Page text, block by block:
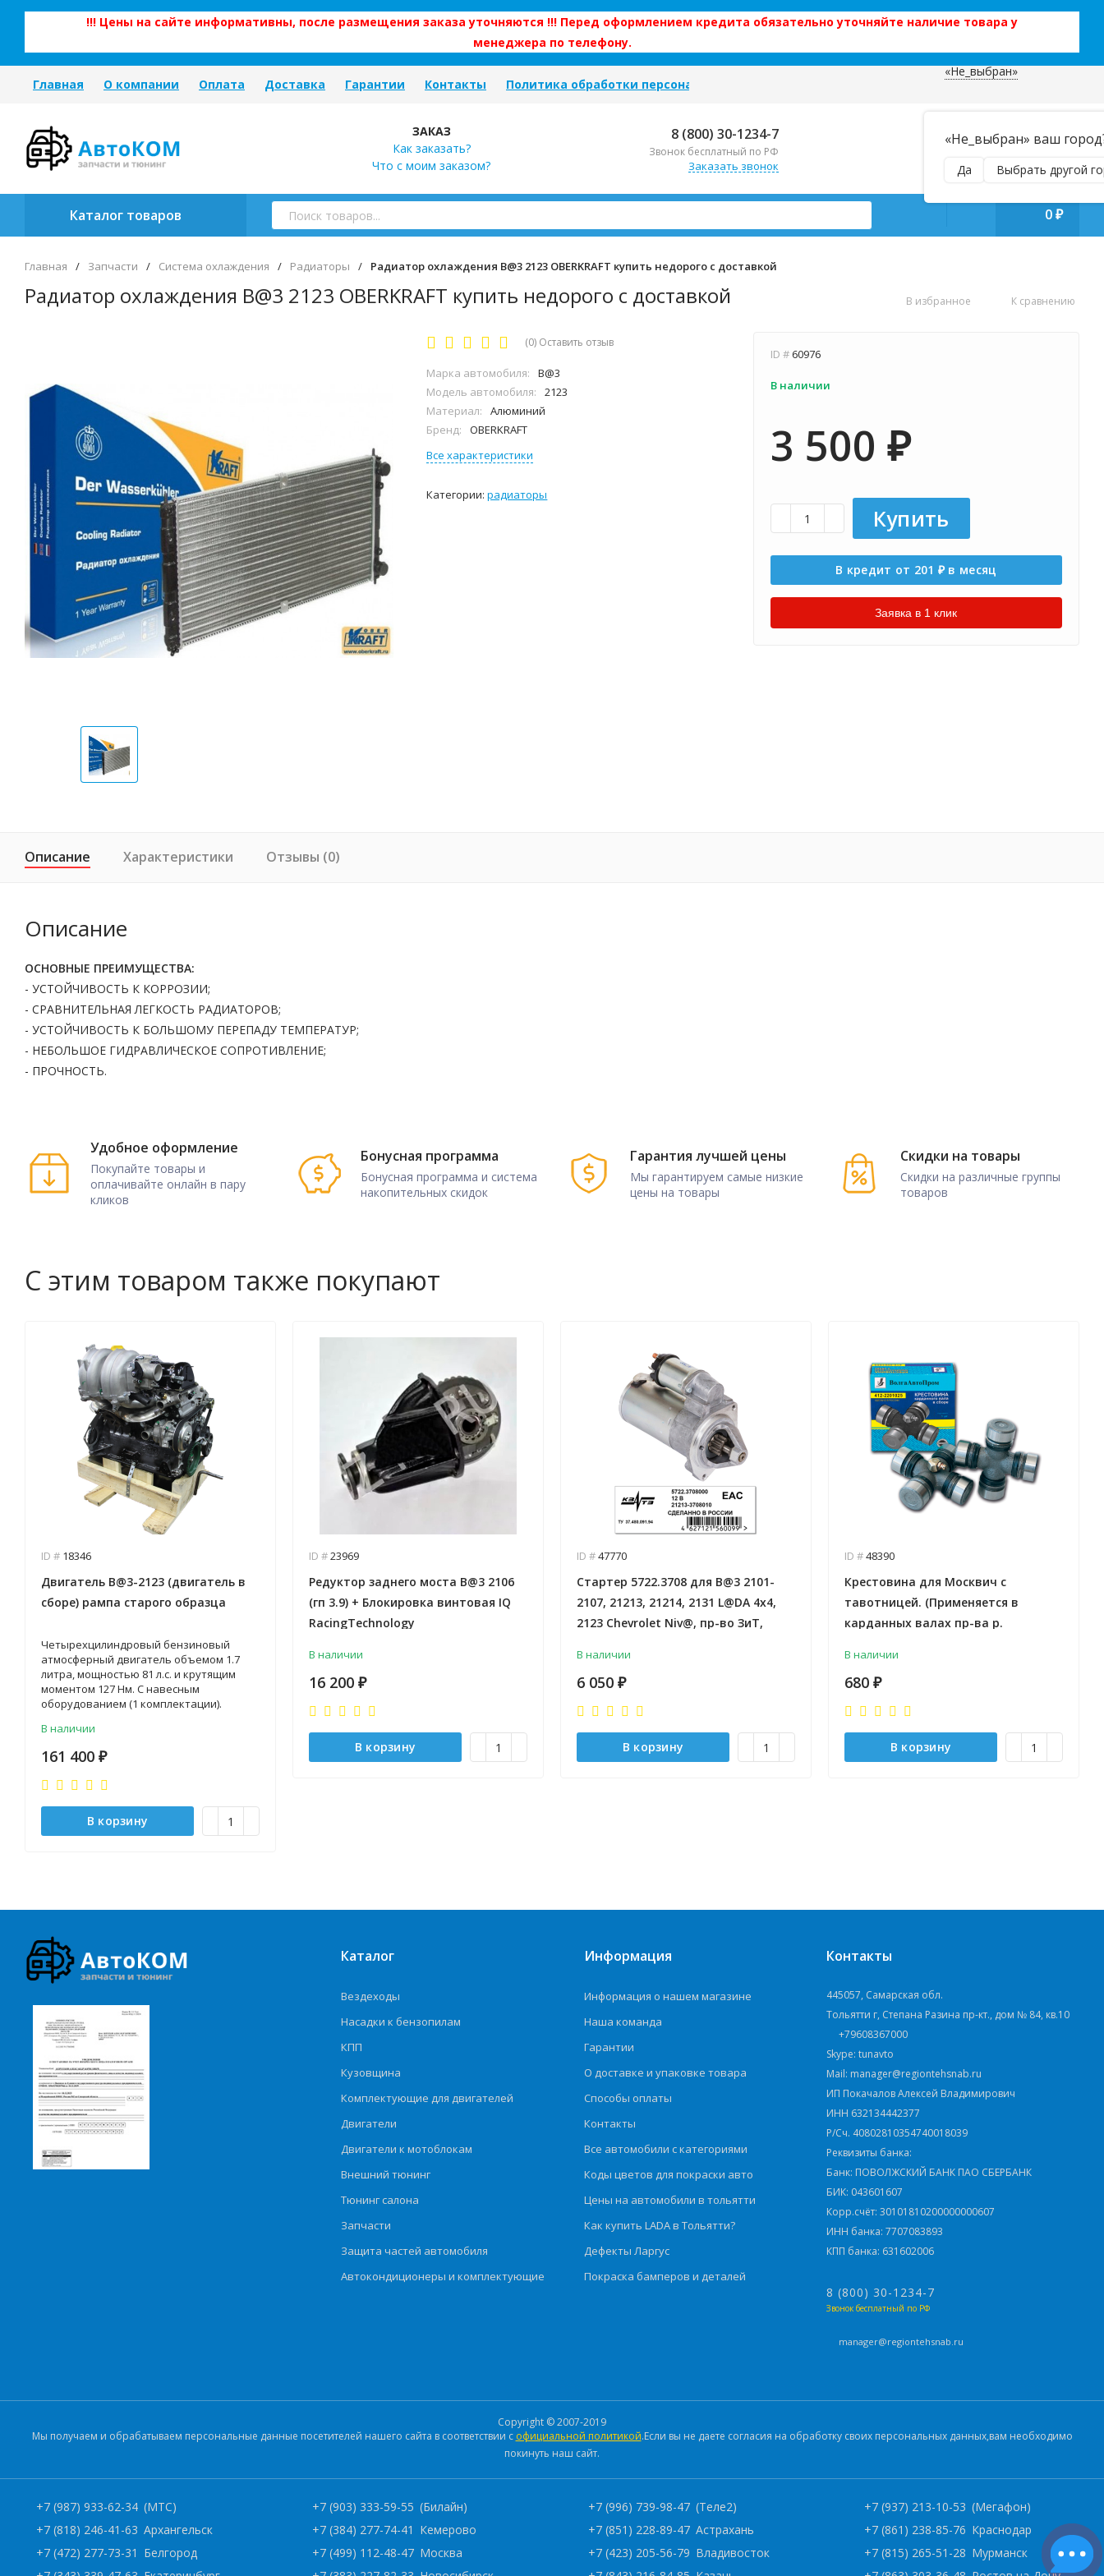
!!! Цены на сайте информативны, после размещения заказа уточняются !!! Перед оформлением кредита обязательно уточняйте наличие товара у
менеджера по телефону.
Главная О компании Оплата Доставка Гарантии Контакты Политика обработки персональных данных
«Не_выбран»
«Не_выбран» ваш
Да Выбрать другой
ЗАКАЗ
Как заказать?
Что с моим заказом?
8 (800) 30-1234-7
Звонок бесплатный по РФ
Заказать звонок
наложенным платежом!
manager@regiontehsnab.ru
Каталог товаров 0 ₽
Главная / Запчасти / Система охлаждения / Радиаторы / Радиатор охлаждения B@3 2123 OBERKRAFT купить недорого с доставкой
Радиатор охлаждения B@3 2123 OBERKRAFT купить недорого с доставкой В избранное К сравнению
(0) Оставить отзыв
Марка автомобиля:
B@3
Модель автомобиля:
2123
Материал:
Алюминий
Бренд:
OBERKRAFT
Все характеристики
Категории:радиаторы
ID # 60976
В наличии
3 500 ₽
Купить
В кредит от 201 ₽в месяц
Заявка в 1 клик
Описание Характеристики Отзывы (0)
Описание
ОСНОВНЫЕ ПРЕИМУЩЕСТВА:
- УСТОЙЧИВОСТЬ К КОРРОЗИИ;
- СРАВНИТЕЛЬНАЯ ЛЕГКОСТЬ РАДИАТОРОВ;
- УСТОЙЧИВОСТЬ К БОЛЬШОМУ ПЕРЕПАДУ ТЕМПЕРАТУР;
- НЕБОЛЬШОЕ ГИДРАВЛИЧЕСКОЕ СОПРОТИВЛЕНИЕ;
- ПРОЧНОСТЬ.
Удобное оформление
Покупайте товары и
оплачивайте онлайн в пару
кликов
Бонусная программа
Бонусная программа и система
накопительных скидок
Гарантия лучшей цены
Мы гарантируем самые низкие
цены на товары
Скидки на товары
Скидки на различные группы
товаров
С этим товаром также покупают
ID # 18346
Двигатель B@3-2123 (двигатель в
сборе) рампа старого образца
Четырехцилиндровый бензиновый
атмосферный двигатель объемом 1.7
литра, мощностью 81 л.с. и крутящим
моментом 127 Нм. С навесным
оборудованием (1 комплектации).
В наличии
161 400 ₽
В корзину
ID #23969
Редуктор заднего моста B@3 2106
(гп 3.9) + Блокировка винтовая IQ
RacingTechnology
В наличии
16 200 ₽
В корзину
ID #47770
Стартер 5722.3708 для B@3 2101-
2107, 21213, 21214, 2131 L@DA 4x4,
2123 Chevrolet Niv@, пр-во ЗиТ,
В наличии
6 050 ₽
В корзину
ID #48390
Крестовина для Москвич с
тавотницей. (Применяется в
карданных валах пр-ва р.
В наличии
680 ₽
В корзину
Каталог
Вездеходы
Насадки к бензопилам
КПП
Кузовщина
Комплектующие для двигателей
Двигатели
Двигатели к мотоблокам
Внешний тюнинг
Тюнинг салона
Запчасти
Защита частей автомобиля
Автокондиционеры и комплектующие
Информация
Информация о нашем магазине
Наша команда
Гарантии
О доставке и упаковке товара
Способы оплаты
Контакты
Все автомобили с категориями
Коды цветов для покраски авто
Цены на автомобили в тольятти
Как купить LADA в Тольятти?
Дефекты Ларгус
Покраска бамперов и деталей
Контакты
445057, Самарская обл.
Тольятти г, Степана Разина пр-кт., дом № 84, кв.10
+79608367000
Skype: tunavto
Mail: manager@regiontehsnab.ru
ИП Покачалов Алексей Владимирович
ИНН 632134442377
Р/Сч. 40802810354740018039
Реквизиты банка:
Банк: ПОВОЛЖСКИЙ БАНК ПАО СБЕРБАНК
БИК: 043601607
Корр.счёт: 30101810200000000607
ИНН банка: 7707083893
КПП банка: 631602006
8 (800) 30-1234-7
Звонок бесплатный по РФ
manager@regiontehsnab.ru
Copyright © 2007-2019
Мы получаем и обрабатываем персональные данные посетителей нашего сайта в соответствии с официальной политикой.Если вы не даете согласия на обработку своих персональных данных,вам необходимо
покинуть наш сайт.
+7 (987) 933-62-34 (МТС) +7 (903) 333-59-55 (Билайн) +7 (996) 739-98-47 (Теле2) +7 (937) 213-10-53 (Мегафон)
+7 (818) 246-41-63 Архангельск +7 (384) 277-74-41 Кемерово +7 (851) 228-89-47 Астрахань +7 (861) 238-85-76 Краснодар
+7 (472) 277-73-31 Белгород +7 (499) 112-48-47 Москва +7 (423) 205-56-79 Владивосток +7 (815) 265-51-28 Мурманск